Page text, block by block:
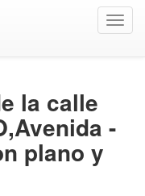
la calle
-
plano y